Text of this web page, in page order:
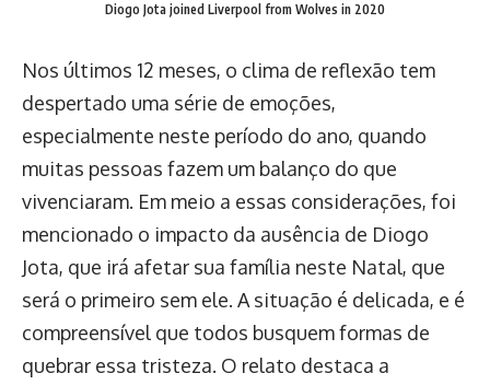
Diogo Jota joined Liverpool from Wolves in 2020
Nos últimos 12 meses, o clima de reflexão tem
despertado uma série de emoções,
especialmente neste período do ano, quando
muitas pessoas fazem um balanço do que
vivenciaram. Em meio a essas considerações, foi
mencionado o impacto da ausência de Diogo
Jota, que irá afetar sua família neste Natal, que
será o primeiro sem ele. A situação é delicada, e é
compreensível que todos busquem formas de
quebrar essa tristeza. O relato destaca a